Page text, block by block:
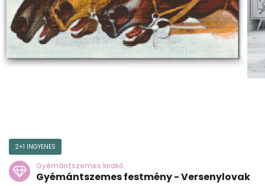
2+1 INGYENES
Gyémántszemes kirakó
Gyémántszemes festmény - Versenylovak